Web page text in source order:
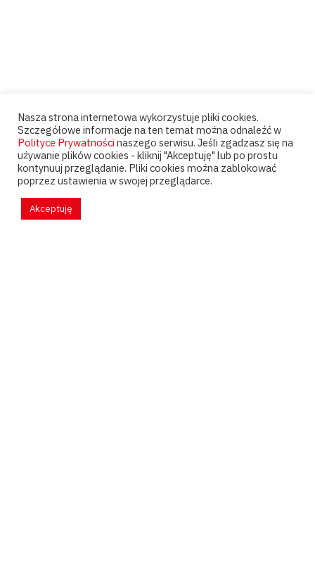
Nasza strona internetowa wykorzystuje pliki cookies.
Szczegółowe informacje na ten temat można odnaleźć w
Polityce Prywatności naszego serwisu. Jeśli zgadzasz się na
używanie plików cookies - kliknij "Akceptuję" lub po prostu
kontynuuj przeglądanie. Pliki cookies można zablokować
poprzez ustawienia w swojej przeglądarce.
Akceptuję